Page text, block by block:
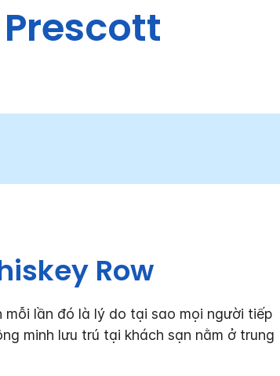
Prescott
Row
lần đó là lý do tại sao mọi người tiếp
minh lưu trú tại khách sạn nằm ở trung